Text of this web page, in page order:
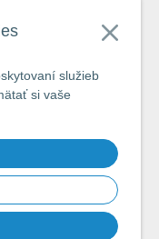
služieb
si vaše
ochrany a spracovávania